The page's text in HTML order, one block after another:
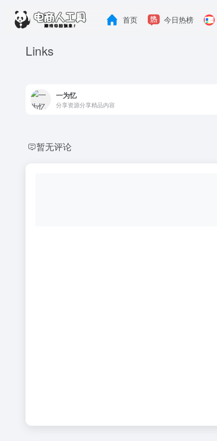
首页 今日热榜
Links
一为忆
分享资源分享精品内容
暂无评论